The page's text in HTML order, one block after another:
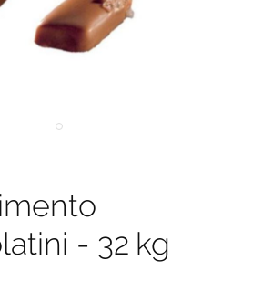
- 32 kg